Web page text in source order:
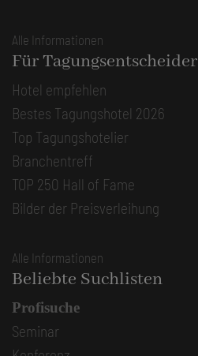
Alle Informationen
Für Tagungsentscheider
Hotel empfehlen
Bestes Tagungshotel 2026
Top Tagungshotelier
Branchentreff
TOP 250 Hall of Fame
Bilder der Preisverleihung
Alle Informationen
Beliebte Suchlisten
Profisuche
Seminar